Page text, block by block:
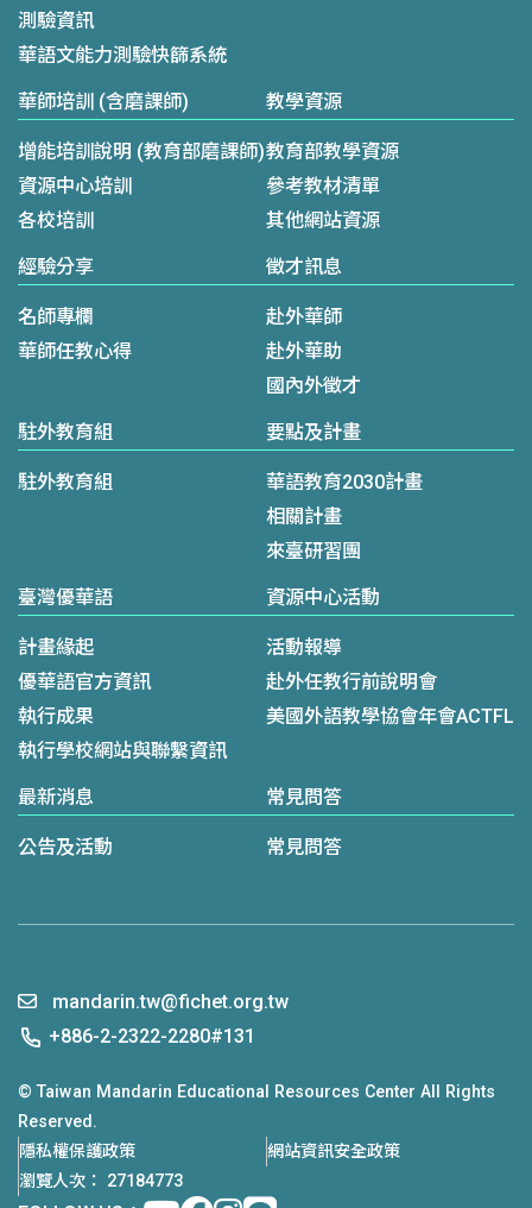
測驗資訊
華語文能力測驗快篩系統
華師培訓 (含磨課師)
增能培訓說明 (教育部磨課師)
資源中心培訓
各校培訓
教學資源
教育部教學資源
參考教材清單
其他網站資源
經驗分享
名師專欄
華師任教心得
徵才訊息
赴外華師
赴外華助
國內外徵才
駐外教育組
駐外教育組
要點及計畫
華語教育2030計畫
相關計畫
來臺研習團
臺灣優華語
計畫緣起
優華語官方資訊
執行成果
執行學校網站與聯繫資訊
資源中心活動
活動報導
赴外任教行前說明會
美國外語教學協會年會ACTFL
最新消息
公告及活動
常見問答
常見問答
mandarin.tw@fichet.org.tw
+886-2-2322-2280#131
© Taiwan Mandarin Educational Resources Center All Rights
Reserved.
隱私權保護政策
網站資訊安全政策
瀏覽人次： 27184773